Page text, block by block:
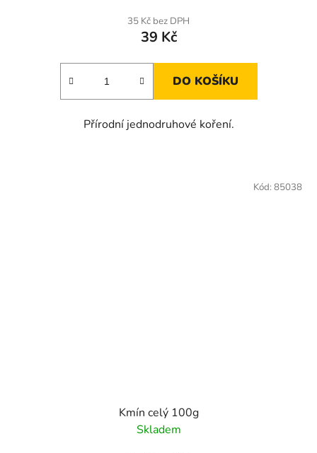
35 Kč bez DPH
39 Kč
DO KOŠÍKU
Přírodní jednodruhové koření.
Kmín celý 100g
Skladem
Kód: 85038